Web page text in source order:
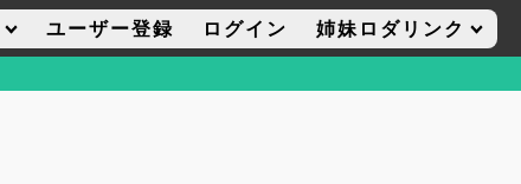
ユーザー登録 ログイン 姉妹ロダリンク